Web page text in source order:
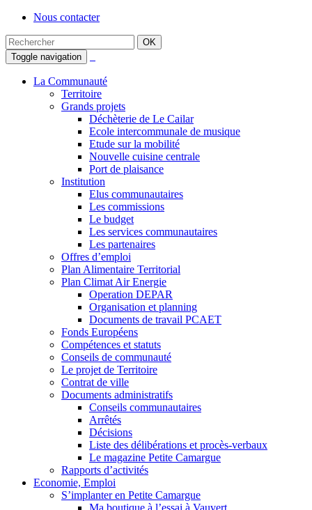
Nous contacter
Toggle navigation
La Communauté
Territoire
Grands projets
Déchèterie de Le Cailar
Ecole intercommunale de musique
Etude sur la mobilité
Nouvelle cuisine centrale
Port de plaisance
Institution
Elus communautaires
Les commissions
Le budget
Les services communautaires
Les partenaires
Offres d’emploi
Plan Alimentaire Territorial
Plan Climat Air Energie
Operation DEPAR
Organisation et planning
Documents de travail PCAET
Fonds Européens
Compétences et statuts
Conseils de communauté
Le projet de Territoire
Contrat de ville
Documents administratifs
Conseils communautaires
Arrêtés
Décisions
Liste des délibérations et procès-verbaux
Le magazine Petite Camargue
Rapports d’activités
Economie, Emploi
S’implanter en Petite Camargue
Ma boutique à l’essai à Vauvert